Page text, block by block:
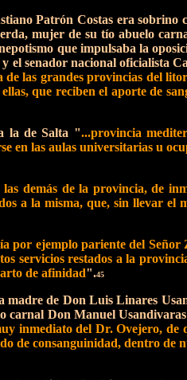
Patrón Costas era sobrino
mujer de su tío abuelo
que impulsaba la
el senador nacional oficialista
las grandes provincias del
que reciben el aporte de
la de Salta "...provincia
en las aulas universitarias u
demás de la provincia, de
a la misma, que, sin llevar el
por ejemplo pariente del
servicios restados a la
de afinidad".45
de Don Luis Linares
Don Manuel
inmediato del Dr. Ovejero,
consanguinidad, dentro de